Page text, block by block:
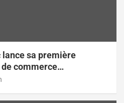
sa première
commerce
accélérer les